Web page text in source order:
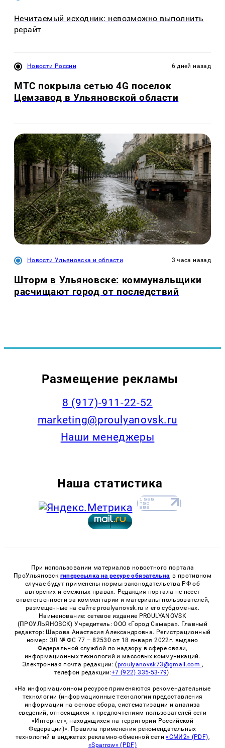
Нечитаемый исходник: невозможно выполнить
рерайт
Новости России 6 дней назад
МТС покрыла сетью 4G поселок
Цемзавод в Ульяновской области
Новости Ульяновска и области 3 часа назад
Шторм в Ульяновске: коммунальщики
расчищают город от последствий
Размещение рекламы
8 (917)-911-22-52
marketing@proulyanovsk.ru
Наши менеджеры
Наша статистика
При использовании материалов новостного портала
ПроУльяновск гиперссылка на ресурс обязательна, в противном
случае будут применены нормы законодательства РФ об
авторских и смежных правах. Редакция портала не несет
ответственности за комментарии и материалы пользователей,
размещенные на сайте proulyanovsk.ru и его субдоменах.
Наименование: сетевое издание PROULYANOVSK
(ПРОУЛЬЯНОВСК) Учредитель: ООО «Город Самара». Главный
редактор: Шарова Анастасия Александровна. Регистрационный
номер: ЭЛ № ФС 77 – 82530 от 18 января 2022г. выдано
Федеральной службой по надзору в сфере связи,
информационных технологий и массовых коммуникаций.
Электронная почта редакции: (proulyanovsk73@gmail.com ,
телефон редакции:+7 (922) 335-53-79).
«На информационном ресурсе применяются рекомендательные
технологии (информационные технологии предоставления
информации на основе сбора, систематизации и анализа
сведений, относящихся к предпочтениям пользователей сети
«Интернет», находящихся на территории Российской
Федерации)». Правила применения рекомендательных
технологий в виджетах рекламно-обменной сети«СМИ2» (PDF),
«Sparrow» (PDF)